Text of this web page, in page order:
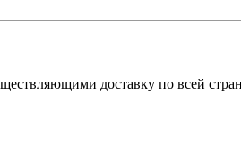
доставку по всей